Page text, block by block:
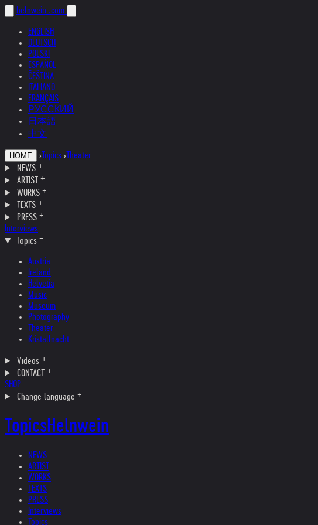
helnwein .com
ENGLISH
DEUTSCH
POLSKI
ESPAÑOL
ČEŠTINA
ITALIANO
FRANÇAIS
РУССКИЙ
日本語
中文
HOME › Topics › Theater
NEWS
ARTIST
WORKS
TEXTS
PRESS
Interviews
Topics
Austria
Ireland
Helvetia
Music
Museum
Photography
Theater
Kristallnacht
Videos
CONTACT
SHOP
Change language
TopicsHelnwein
NEWS
ARTIST
WORKS
TEXTS
PRESS
Interviews
Topics